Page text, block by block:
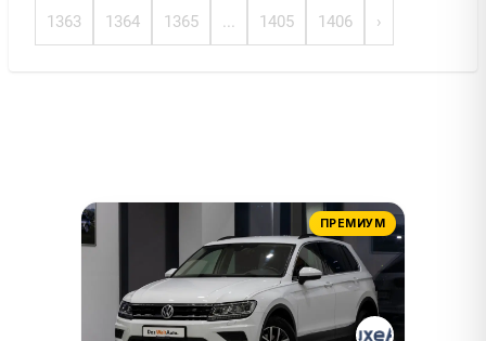
1363 1364 1365 ... 1405 1406 ›
ПРЕМИУМ